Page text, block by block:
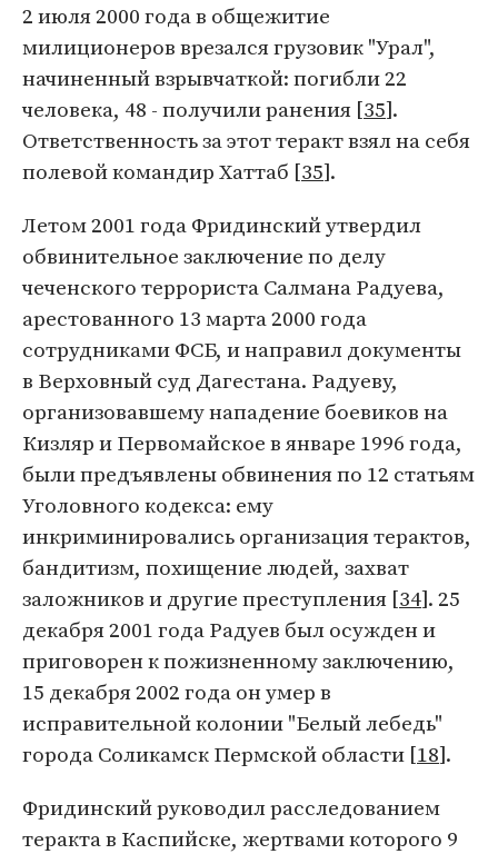
2 июля 2000 года в общежитие
милиционеров врезался грузовик "Урал",
начиненный взрывчаткой: погибли 22
человека, 48 - получили ранения [35].
Ответственность за этот теракт взял на себя
полевой командир Хаттаб [35].
Летом 2001 года Фридинский утвердил
обвинительное заключение по делу
чеченского террориста Салмана Радуева,
арестованного 13 марта 2000 года
сотрудниками ФСБ, и направил документы
в Верховный суд Дагестана. Радуеву,
организовавшему нападение боевиков на
Кизляр и Первомайское в январе 1996 года,
были предъявлены обвинения по 12 статьям
Уголовного кодекса: ему
инкриминировались организация терактов,
бандитизм, похищение людей, захват
заложников и другие преступления [34]. 25
декабря 2001 года Радуев был осужден и
приговорен к пожизненному заключению,
15 декабря 2002 года он умер в
исправительной колонии "Белый лебедь"
города Соликамск Пермской области [18].
Фридинский руководил расследованием
теракта в Каспийске, жертвами которого 9